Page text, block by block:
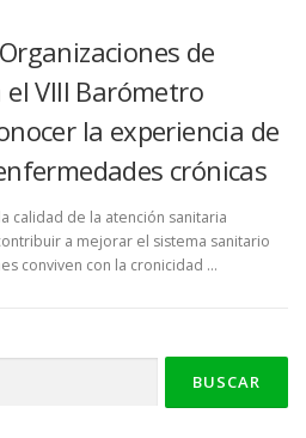
de
VIII Barómetro
la experiencia de
crónicas
calidad de la atención sanitaria
a mejorar el sistema sanitario
conviven con la cronicidad …